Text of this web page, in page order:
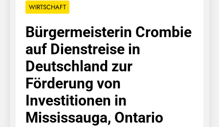
WIRTSCHAFT
Bürgermeisterin Crombie
auf Dienstreise in
Deutschland zur
Förderung von
Investitionen in
Mississauga, Ontario